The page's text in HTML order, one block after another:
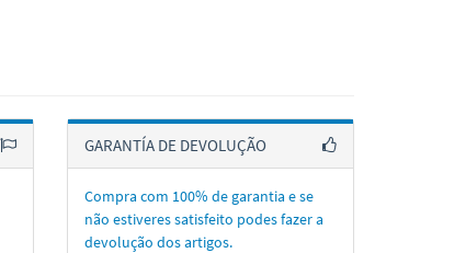
GARANTÍA DE DEVOLUÇÃO
Compra com 100% de garantia e se
não estiveres satisfeito podes fazer a
devolução dos artigos.